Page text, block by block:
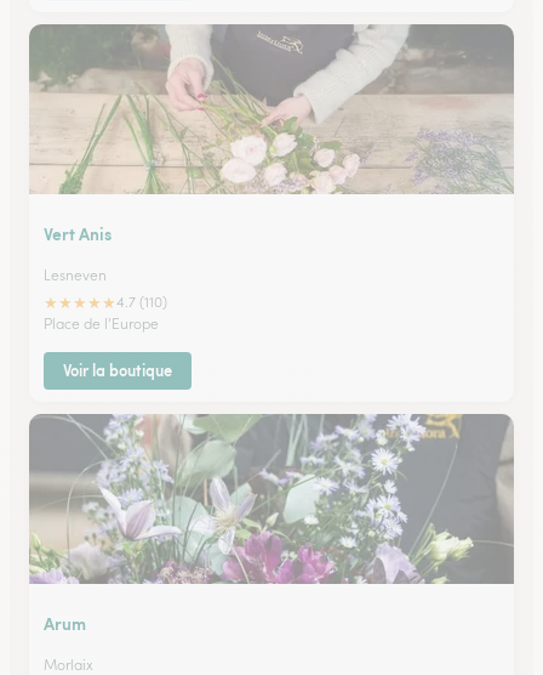
Vert Anis
Lesneven
★★★★★4.7 (110)
Place de l'Europe
Voir la boutique
Arum
Morlaix